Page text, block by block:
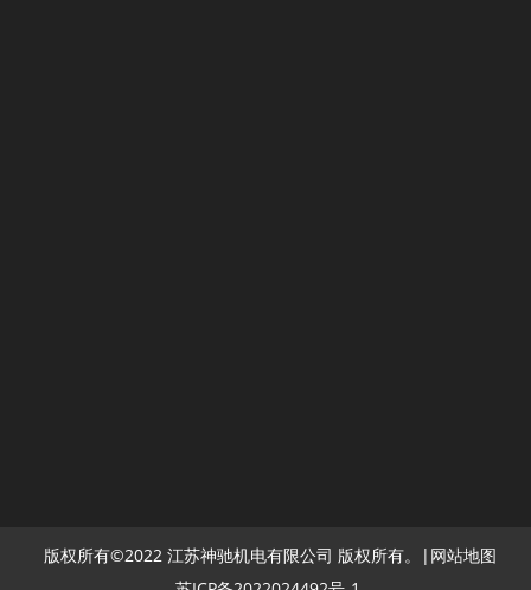
版权所有©2022 江苏神驰机电有限公司 版权所有。| 网站地图